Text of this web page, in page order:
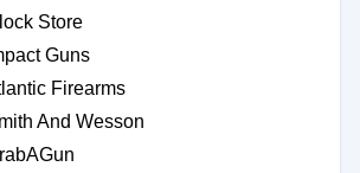
Store
Guns
Firearms
And Wesson